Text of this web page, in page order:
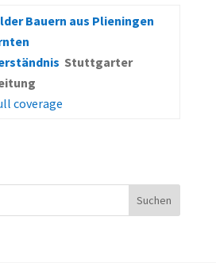
Bauern aus Plieningen
Stuttgarter
coverage
Suchen